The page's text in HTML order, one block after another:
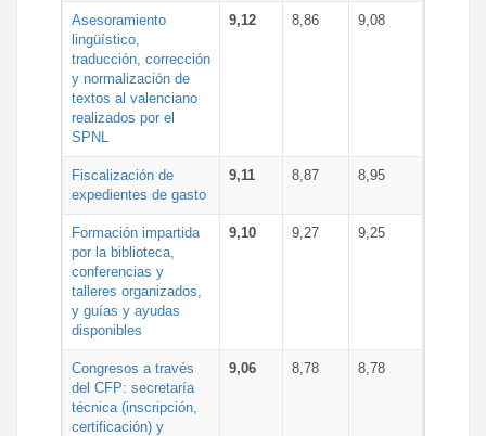
Asesoramiento
lingüístico,
traducción, corrección
y normalización de
textos al valenciano
realizados por el
SPNL
9,12 8,86 9,08
Fiscalización de
expedientes de gasto
9,11 8,87 8,95
Formación impartida
por la biblioteca,
conferencias y
talleres organizados,
y guías y ayudas
disponibles
9,10 9,27 9,25
Congresos a través
del CFP: secretaría
técnica (inscripción,
certificación) y
9,06 8,78 8,78